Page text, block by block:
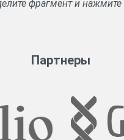
фрагмент и нажмите
Партнеры